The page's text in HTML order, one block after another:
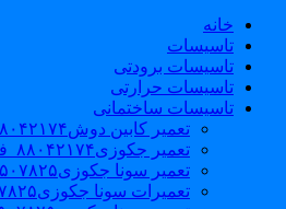
خانه
تاسیسات
تاسیسات برودتی
تاسیسات حرارتی
تاسیسات ساختمانی
تعمیر کابین دوش۸۸۰۴۲۱۷۴_فروش کابین دوش
تعمیر جکوزی۸۸۰۴۲۱۷۴_فروش وان_جکوزی
تعمیر سونا جکوزی۰۹۱۲۱۵۰۷۸۲۵#| Sauna | Jacuzzi
تعمیرات سونا جکوزی۰۹۱۲۱۵۰۷۸۲۵_تعمیر سونا بخار